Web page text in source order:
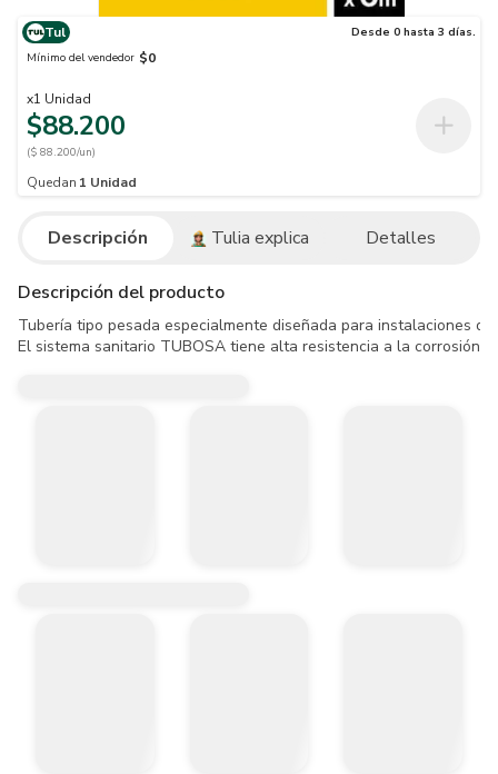
Tul
Desde 0 hasta 3 días.
Mínimo del vendedor $0
x1 Unidad
$88.200
($ 88.200/un)
Quedan 1 Unidad
Descripción Tulia explica Detalles
Descripción del producto
Tubería tipo pesada especialmente diseñada para instalaciones
El sistema sanitario TUBOSA tiene alta resistencia a la corrosión,